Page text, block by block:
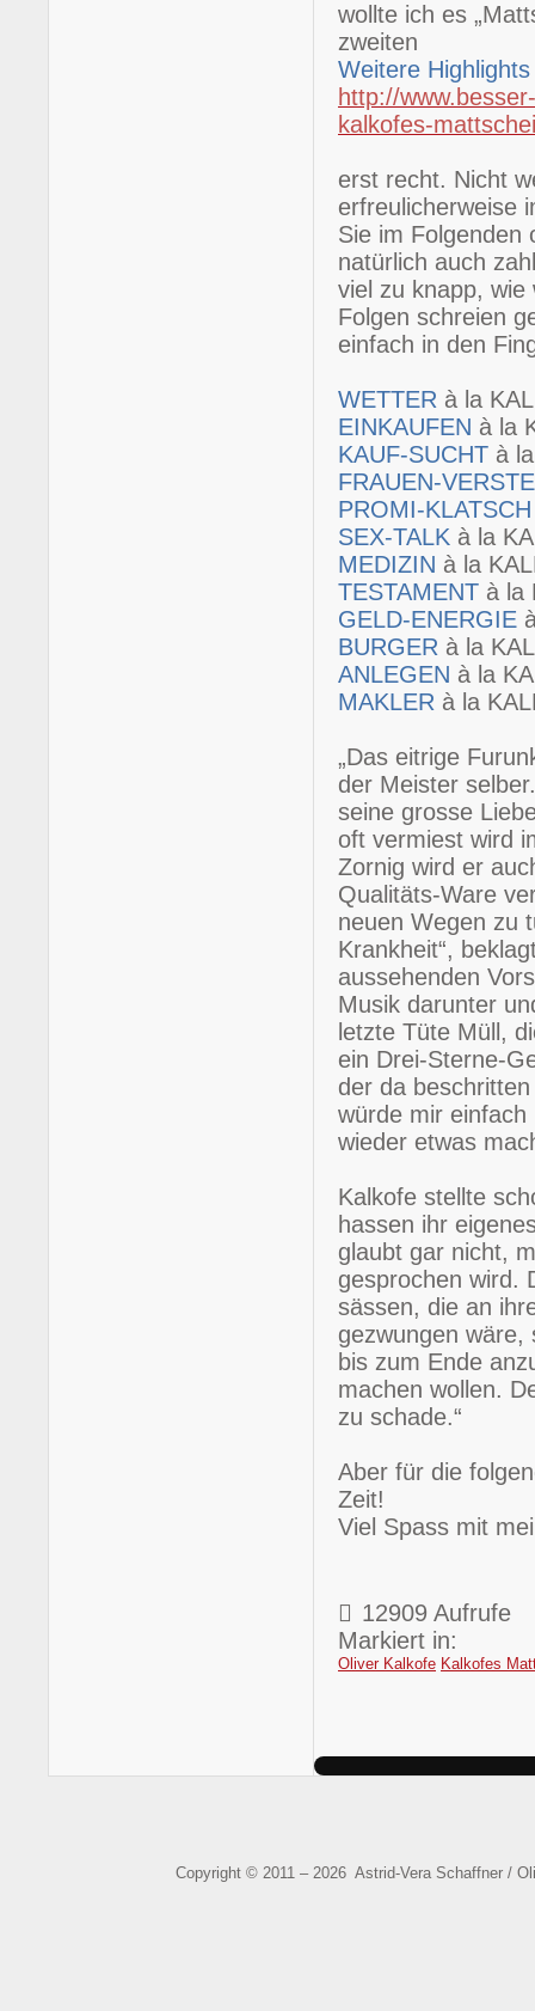
wollte ich es
zweiten
Weitere
http://
kalkofes-
erst recht. Nicht
erfreulicherweise
Sie im Folgenden
natürlich auch
viel zu knapp,
Folgen schreien
einfach in den
WETTER à la
EINKAUFEN à la
KAUF-SUCHT à
FRAUEN-
PROMI-
SEX-TALK à la
MEDIZIN à la
TESTAMENT à la
GELD-ENERGIE
BURGER à la
ANLEGEN à la
MAKLER à la
„Das eitrige
der Meister
seine grosse
oft vermiest wird
Zornig wird er
Qualitäts-Ware
neuen Wegen zu
Krankheit“,
aussehenden
Musik darunter
letzte Tüte Müll,
ein Drei-Sterne-
der da
würde mir
wieder etwas
Kalkofe stellte
hassen ihr
glaubt gar nicht,
gesprochen wird.
sässen, die an
gezwungen wäre,
bis zum Ende
machen wollen.
zu schade.“
Aber für die
Zeit!
Viel Spass mit
12909 Aufrufe
Markiert in:
Oliver Kalkofe Kalkofes
Copyright © 2011 – 2026 Astrid-Vera Schaffner /